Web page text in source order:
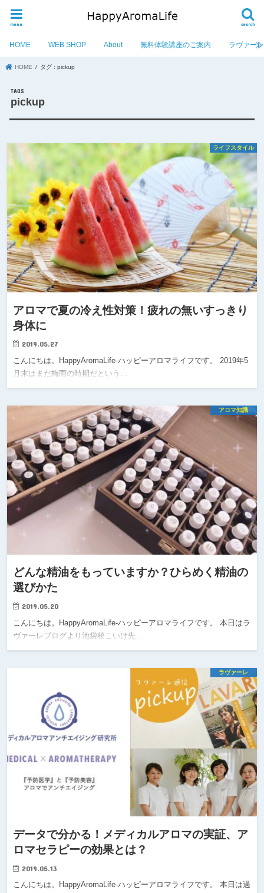
search
menu
HOME WEB SHOP About 無料体験講座のご案内 ラヴァーレ
HOME タグ : pickup
pickup
ライフスタイル
アロマで夏の冷え性対策！疲れの無いすっきり
身体に
2019.05.27
こんにちは。HappyAromaLife-ハッピーアロマライフです。 2019年5
月末はまだ梅雨の時期だという…
アロマ知識
どんな精油をもっていますか？ひらめく精油の
選びかた
2019.05.20
こんにちは。HappyAromaLife-ハッピーアロマライフです。 本日はラ
ヴァーレブログより池袋校こいけ先…
ラヴァーレ
データで分かる！メディカルアロマの実証、ア
ロマセラピーの効果とは？
2019.05.13
こんにちは。HappyAromaLife-ハッピーアロマライフです。 本日は過